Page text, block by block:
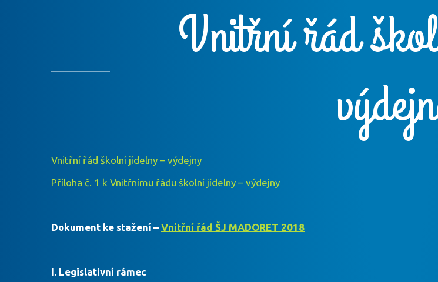
Vnitřní řád
Vnitřní řád školní jídelny – výdejny
Příloha č. 1 k Vnitřnímu řádu školní jídelny – výdejny
Dokument ke stažení – Vnitřní řád ŠJ MADORET 2018
I. Legislativní rámec